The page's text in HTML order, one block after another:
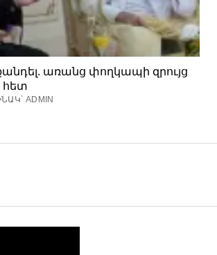
առանց փողկապի զրույց
հետ
ADMIN